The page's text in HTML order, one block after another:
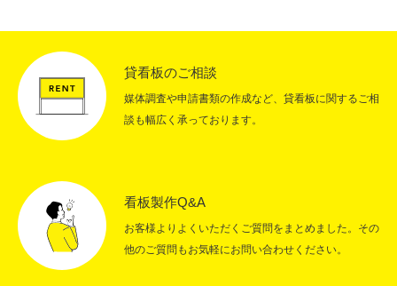
貸看板のご相談
媒体調査や申請書類の作成など、貸看板に関するご相
談も幅広く承っております。
看板製作Q&A
お客様よりよくいただくご質問をまとめました。その
他のご質問もお気軽にお問い合わせください。